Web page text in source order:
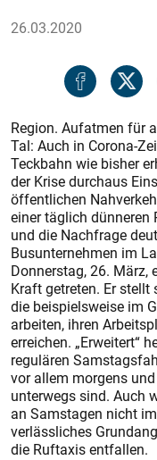
26.03.2020
Region. Aufatmen für
Tal: Auch in Corona-
Teckbahn wie bisher
der Krise durchaus
öffentlichen
einer täglich dünneren
und die Nachfrage
Busunternehmen im
Donnerstag, 26. März,
Kraft getreten. Er stellt
die beispielsweise im
arbeiten, ihren
erreichen. „Erweitert“
regulären
vor allem morgens
unterwegs sind. Auch
an Samstagen nicht
verlässliches
die Ruftaxis entfallen.